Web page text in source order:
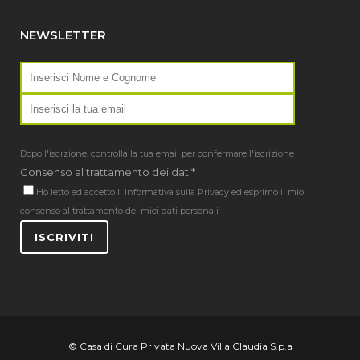
NEWSLETTER
Dopo l'iscrzione, controlla la tua email per confermare l'iscrizione
Consenso al trattamento dei dati*
Ho letto ed accetto l' Informativa sulla Privacy ed esprimo il mio
consenso al trattamento dei miei dati personali
ISCRIVITI
© Casa di Cura Privata Nuova Villa Claudia S.p.a